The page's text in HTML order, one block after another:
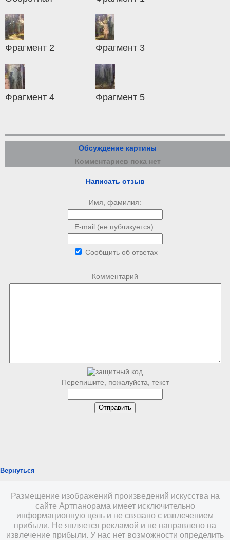
Фрагмент 2 Фрагмент 3
Фрагмент 4 Фрагмент 5
Обсуждение картины
Комментариев пока нет
Написать отзыв
Имя, фамилия:
E-mail (не публикуется):
Сообщить об ответах
Комментарий
Перепишите, пожалуйста, текст
Вернуться
Размещение изображений произведений искусства на
сайте Артпанорама имеет исключительно
информационную цель и не связано с извлечением
прибыли. Не является рекламой и не направлено на
извлечение прибыли. У нас нет возможности определить